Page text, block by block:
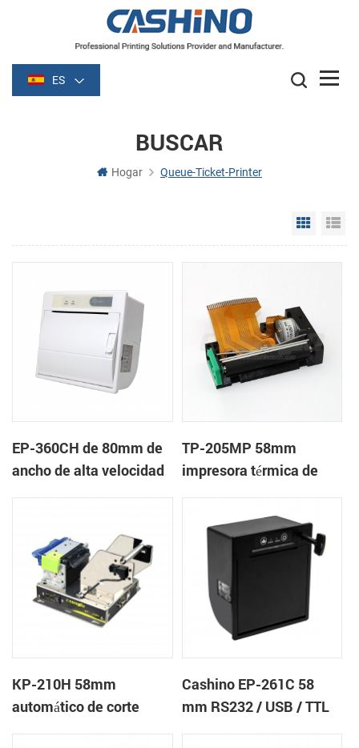
ES
BUSCAR
Hogar Queue-Ticket-Printer
Grid
EP-360CH de 80mm de
ancho de alta velocidad
auto-cortador
TP-205MP 58mm
impresora térmica de
KP-210H 58mm
automático de corte
Cashino EP-261C 58
mm RS232 / USB / TTL